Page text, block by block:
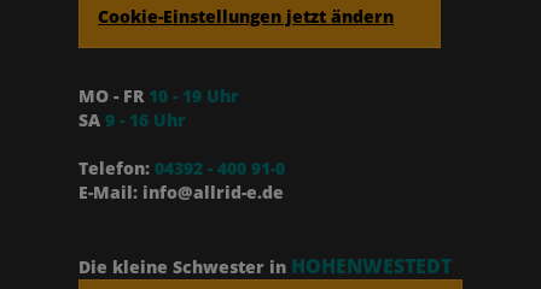
Cookie-Einstellungen jetzt ändern
MO - FR 10 - 19 Uhr
SA 9 - 16 Uhr
Telefon: 04392 - 400 91-0
E-Mail: info@allrid-e.de
Die kleine Schwester in HOHENWESTEDT